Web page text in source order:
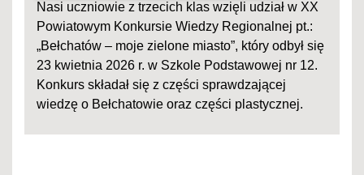
Nasi uczniowie z trzecich klas wzięli udział w XX
Powiatowym Konkursie Wiedzy Regionalnej pt.:
„Bełchatów – moje zielone miasto”, który odbył się
23 kwietnia 2026 r. w Szkole Podstawowej nr 12.
Konkurs składał się z części sprawdzającej
wiedzę o Bełchatowie oraz części plastycznej.